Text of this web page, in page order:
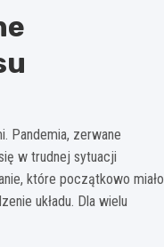
Pandemia, zerwane
w trudnej sytuacji
które początkowo miało
układu. Dla wielu